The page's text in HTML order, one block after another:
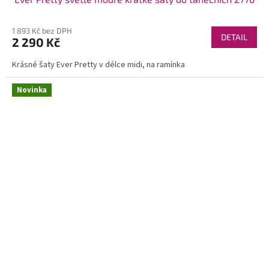
1 893 Kč bez DPH
2 290 Kč DETAIL
Krásné šaty Ever Pretty v délce midi, na ramínka
Novinka